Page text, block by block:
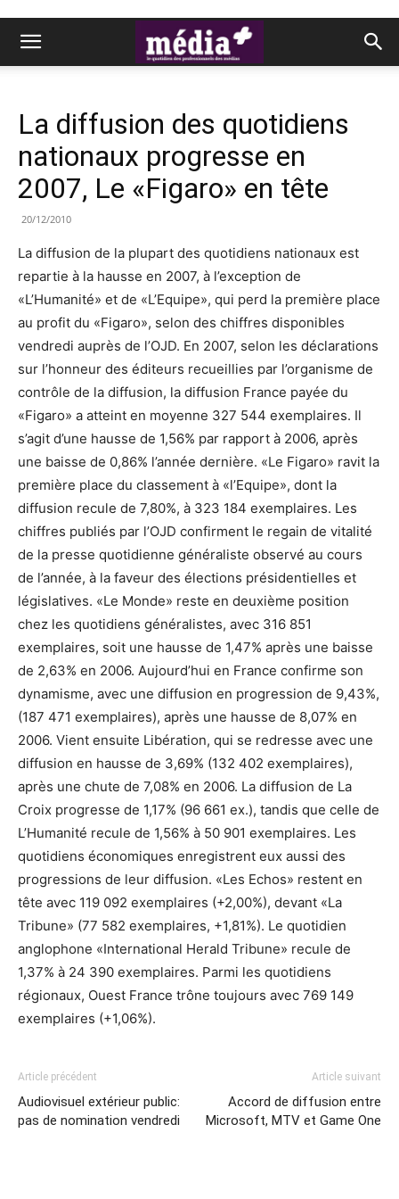
La diffusion des quotidiens
nationaux progresse en
2007, Le «Figaro» en tête
20/12/2010
La diffusion de la plupart des quotidiens nationaux est
repartie à la hausse en 2007, à l’exception de
«L’Humanité» et de «L’Equipe», qui perd la première place
au profit du «Figaro», selon des chiffres disponibles
vendredi auprès de l’OJD. En 2007, selon les déclarations
sur l’honneur des éditeurs recueillies par l’organisme de
contrôle de la diffusion, la diffusion France payée du
«Figaro» a atteint en moyenne 327 544 exemplaires. Il
s’agit d’une hausse de 1,56% par rapport à 2006, après
une baisse de 0,86% l’année dernière. «Le Figaro» ravit la
première place du classement à «l’Equipe», dont la
diffusion recule de 7,80%, à 323 184 exemplaires. Les
chiffres publiés par l’OJD confirment le regain de vitalité
de la presse quotidienne généraliste observé au cours
de l’année, à la faveur des élections présidentielles et
législatives. «Le Monde» reste en deuxième position
chez les quotidiens généralistes, avec 316 851
exemplaires, soit une hausse de 1,47% après une baisse
de 2,63% en 2006. Aujourd’hui en France confirme son
dynamisme, avec une diffusion en progression de 9,43%,
(187 471 exemplaires), après une hausse de 8,07% en
2006. Vient ensuite Libération, qui se redresse avec une
diffusion en hausse de 3,69% (132 402 exemplaires),
après une chute de 7,08% en 2006. La diffusion de La
Croix progresse de 1,17% (96 661 ex.), tandis que celle de
L’Humanité recule de 1,56% à 50 901 exemplaires. Les
quotidiens économiques enregistrent eux aussi des
progressions de leur diffusion. «Les Echos» restent en
tête avec 119 092 exemplaires (+2,00%), devant «La
Tribune» (77 582 exemplaires, +1,81%). Le quotidien
anglophone «International Herald Tribune» recule de
1,37% à 24 390 exemplaires. Parmi les quotidiens
régionaux, Ouest France trône toujours avec 769 149
exemplaires (+1,06%).
Article précédent
Audiovisuel extérieur public:
pas de nomination vendredi
Article suivant
Accord de diffusion entre
Microsoft, MTV et Game One